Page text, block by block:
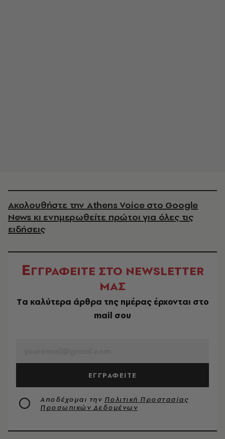
Ακολουθήστε την Athens Voice στο Google
News κι ενημερωθείτε πρώτοι για όλες τις
ειδήσεις
ΕΓΓΡΑΦΕΙΤΕ ΣΤΟ NEWSLETTER
ΜΑΣ
Tα καλύτερα άρθρα της ημέρας έρχονται στο
mail σου
ΕΓΓΡΑΦΕΙΤΕ
Αποδέχομαι την Πολιτική Προστασίας
Προσωπικών Δεδομένων